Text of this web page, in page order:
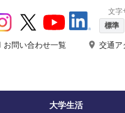
文字
標準
お問い合わせ一覧 place 交通ア
大学生活